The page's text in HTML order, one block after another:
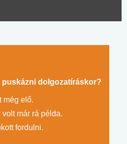
dolgozatíráskor?
még elő.
volt már rá példa.
fordulni.